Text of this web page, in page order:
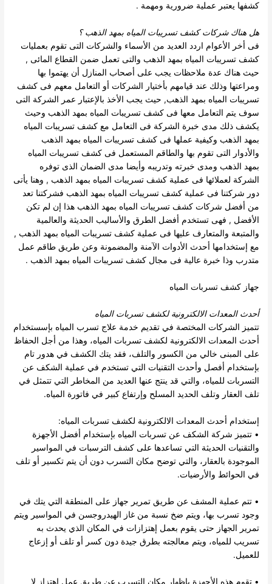
كشفها يعتبر عملية ضرورية ومهمة .
هل هناك شركات كشف تسريبات المياه بمهد الذهب؟
فى أخر الأعوام اردد العديد من الأسماء والشركات التى تقوم بعمليات
كشف تسريبات المياه بمهد الذهب والتى تعمل ضمن القطاع المائى ,
حيث هناك عدة ملاحظات يجب على أصحاب المنازل أن يهتموا بها
ومراعتها وذلك عند قيامهم بأختيار الشركات أو التعامل معهم فى كشف
تسريبات المياه بمهد الذهب, حيث يجب الأخذ بالإعتبار عمر الشركة التى
سوف يتم التعامل معها فى كشف تسريبات المياه بمهد الذهب وحيث
يكشف ذلك مدى خبرة الشركة فى التعامل مع كشف تسريبات المياه
بمهد الذهب وكيفية عملها فى كشف تسريبات المياه بمهد الذهب
والأدوار التى تقوم بها والطاقم المستعمل فى كشف تسريبات المياه
بمهد الذهب ومدى خبرته وتدريبه وأيضا مدى الضمان الذى توفره
الشركة لعملائها فى عملية كشف تسريبات المياه بمهد الذهب , وهنا يأتى
دور شركتنا فى عملية كشف تسريبات المياه بمهد الذهب فشركتنا تعد
من أفضل شركات كشف تسريبات المياه بمهد الذهب هذا إن لم تكن
الأفضل , فهى تستخدم أفضل الطرق والأساليب الحديثة والعالمية
والمتبعة والمتعارف عليها فى عملية كشف تسريبات المياه بمهد الذهب ,
مع إستخدامها أحدث الأدوات الآمنة والمضمونة وعن طريق طاقم عمل
متدرب وذا خبرة عالية فى مجال كشف تسريبات المياه بمهد الذهب .
جهاز كشف تسربات المياه
أحدث المعدات الالكترونية لكشف تسربات المياه
تتميز الشركات المختصة في تقديم خدمة علاج تسرب المياه بإسستخدام
أحدث المعدات الالكترونية لكشف تسربات المياه، وهذا من أجل الحفاظ
على المبنى خالي من الكسور والتلف، فقد يتك الكشف في هدور تام
بإستخدام أفصل وأحدث التقنيات التي تستخدم في عملية الشكف عن
التسربات للمياه، والتي قد ينتج عنها العديد من المخاطر التي تتمثل في
تلف العقار وتلف الحديد المسلح وإرتفاع كبير في فاتورة المياه.
إستخدام أحدث المعدات الالكترونية لكشف تسربات المياه:
• تتميز شركة الشكف عن تسربات المياه بإستخدام أفضل الأجهزة
والتقنيات الحديثة التي تساعدها على كشف الترسبات في المواسير
الموجودة بالعقار، والتي توضح مكان التسرب دون أن يتم تكسير أو تلف
في الحوائط والأرضيات.
• تتم عملية المشف عن طريق تمرير جهاز على المنطقة التي يتك في
وجود تسرب بها، ويتم ضخ نسبة من غاز الهيدروجسن في المواسير ويتم
تمرير الجهاز حتى يقوم بعمل إهتزازات في المكان الذي يحدث به
تسريب للمياه، ويتم معالجته بطرق جيدة دون كسر أو تلف أو إزعاج
للعميل.
• تقوم هذه الأجهزة بإظهار مكان التسرب عن طريق عمل إهتزاز لا